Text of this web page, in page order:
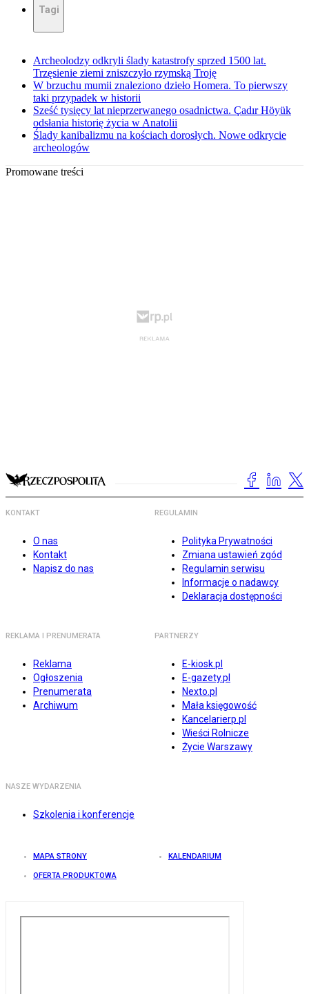
Tagi
Archeolodzy odkryli ślady katastrofy sprzed 1500 lat.
Trzęsienie ziemi zniszczyło rzymską Troję
W brzuchu mumii znaleziono dzieło Homera. To pierwszy
taki przypadek w historii
Sześć tysięcy lat nieprzerwanego osadnictwa. Çadır Höyük
odsłania historię życia w Anatolii
Ślady kanibalizmu na kościach dorosłych. Nowe odkrycie
archeologów
Promowane treści
KONTAKT
O nas
Kontakt
Napisz do nas
REGULAMIN
Polityka Prywatności
Zmiana ustawień zgód
Regulamin serwisu
Informacje o nadawcy
Deklaracja dostępności
REKLAMA I PRENUMERATA
Reklama
Ogłoszenia
Prenumerata
Archiwum
PARTNERZY
E-kiosk.pl
E-gazety.pl
Nexto.pl
Mała księgowość
Kancelarierp.pl
Wieści Rolnicze
Życie Warszawy
NASZE WYDARZENIA
Szkolenia i konferencje
MAPA STRONY KALENDARIUM
OFERTA PRODUKTOWA